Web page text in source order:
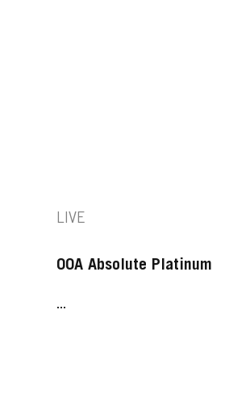
LIVE
00A Absolute Platinum
...